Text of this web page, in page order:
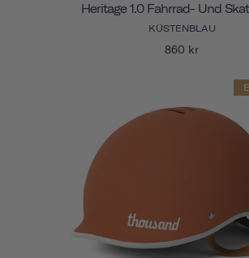
Heritage 1.0 Fahrrad- Und
KÜSTENBLAU
860 kr